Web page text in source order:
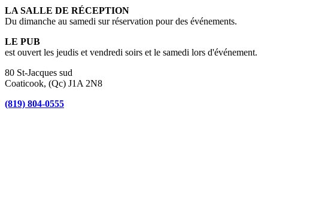
LA SALLE DE RÉCEPTION
Du dimanche au samedi sur réservation pour des événements.
LE PUB
est ouvert les jeudis et vendredi soirs et le samedi lors d'événement.
80 St-Jacques sud
Coaticook, (Qc) J1A 2N8
(819) 804-0555